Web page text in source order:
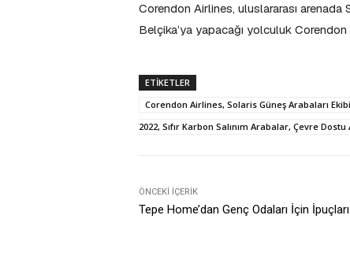
Corendon Airlines, uluslararası arenada
Belçika’ya yapacağı yolculuk
ETIKETLER
Corendon Airlines, Solaris Güneş Arabaları
2022, Sıfır Karbon Salınım Arabalar, Çevre
ÖNCEKI İÇERIK
Tepe Home’dan Genç Odaları İçin İpuçları